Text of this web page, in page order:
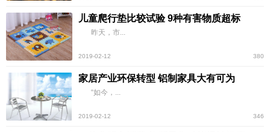
儿童爬行垫比较试验 9种有害物质超标
昨天，市...
2019-02-12 380
家居产业环保转型 铝制家具大有可为
“如今，...
2019-02-12 346